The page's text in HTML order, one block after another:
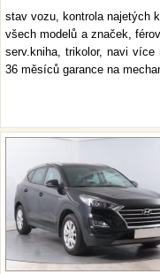
stav vozu, kontrola najetých
všech modelů a značek,
serv.kniha, trikolor, navi
36 měsíců garance na